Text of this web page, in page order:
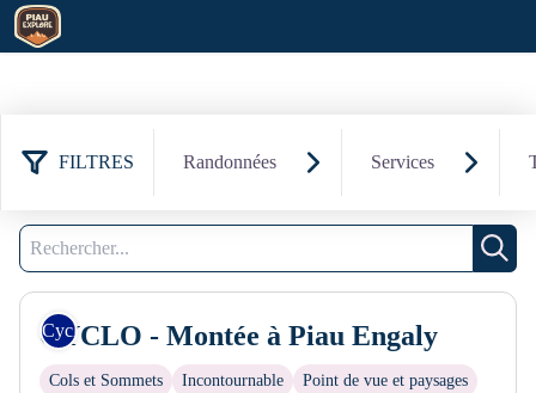
FILTRES Randonnées Services
Recherche
Cyclo
CYCLO - Montée à Piau Engaly
Cols et Sommets Incontournable Point de vue et paysages